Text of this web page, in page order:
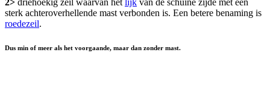
2> driehoekig zeil waarvan hetlijk van de schuine zijde met een
sterk achteroverhellende mast verbonden is. Een betere benaming is
roedezeil.
Dus min of meer als het voorgaande, maar dan zonder mast.